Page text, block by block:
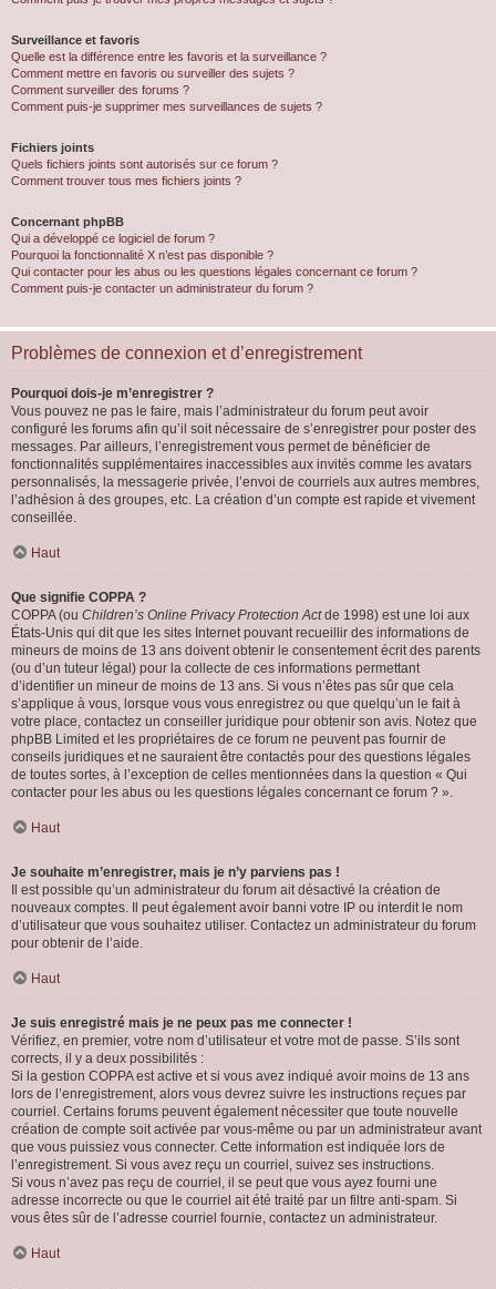
Surveillance et favoris
Quelle est la différence entre les favoris et la surveillance ?
Comment mettre en favoris ou surveiller des sujets ?
Comment surveiller des forums ?
Comment puis-je supprimer mes surveillances de sujets ?
Fichiers joints
Quels fichiers joints sont autorisés sur ce forum ?
Comment trouver tous mes fichiers joints ?
Concernant phpBB
Qui a développé ce logiciel de forum ?
Pourquoi la fonctionnalité X n’est pas disponible ?
Qui contacter pour les abus ou les questions légales concernant ce forum ?
Comment puis-je contacter un administrateur du forum ?
Problèmes de connexion et d’enregistrement
Pourquoi dois-je m’enregistrer ?
Vous pouvez ne pas le faire, mais l’administrateur du forum peut avoir
configuré les forums afin qu’il soit nécessaire de s’enregistrer pour poster des
messages. Par ailleurs, l’enregistrement vous permet de bénéficier de
fonctionnalités supplémentaires inaccessibles aux invités comme les avatars
personnalisés, la messagerie privée, l’envoi de courriels aux autres membres,
l’adhésion à des groupes, etc. La création d’un compte est rapide et vivement
conseillée.
Haut
Que signifie COPPA ?
COPPA (ou Children’s Online Privacy Protection Actde 1998) est une loi aux
États-Unis qui dit que les sites Internet pouvant recueillir des informations de
mineurs de moins de 13 ans doivent obtenir le consentement écrit des parents
(ou d’un tuteur légal) pour la collecte de ces informations permettant
d’identifier un mineur de moins de 13 ans. Si vous n’êtes pas sûr que cela
s’applique à vous, lorsque vous vous enregistrez ou que quelqu’un le fait à
votre place, contactez un conseiller juridique pour obtenir son avis. Notez que
phpBB Limited et les propriétaires de ce forum ne peuvent pas fournir de
conseils juridiques et ne sauraient être contactés pour des questions légales
de toutes sortes, à l’exception de celles mentionnées dans la question « Qui
contacter pour les abus ou les questions légales concernant ce forum ? ».
Haut
Je souhaite m’enregistrer, mais je n’y parviens pas !
Il est possible qu’un administrateur du forum ait désactivé la création de
nouveaux comptes. Il peut également avoir banni votre IP ou interdit le nom
d’utilisateur que vous souhaitez utiliser. Contactez un administrateur du forum
pour obtenir de l’aide.
Haut
Je suis enregistré mais je ne peux pas me connecter !
Vérifiez, en premier, votre nom d’utilisateur et votre mot de passe. S’ils sont
corrects, il y a deux possibilités :
Si la gestion COPPA est active et si vous avez indiqué avoir moins de 13 ans
lors de l’enregistrement, alors vous devrez suivre les instructions reçues par
courriel. Certains forums peuvent également nécessiter que toute nouvelle
création de compte soit activée par vous-même ou par un administrateur avant
que vous puissiez vous connecter. Cette information est indiquée lors de
l’enregistrement. Si vous avez reçu un courriel, suivez ses instructions.
Si vous n’avez pas reçu de courriel, il se peut que vous ayez fourni une
adresse incorrecte ou que le courriel ait été traité par un filtre anti-spam. Si
vous êtes sûr de l’adresse courriel fournie, contactez un administrateur.
Haut